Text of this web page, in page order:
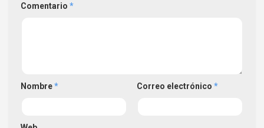
Comentario *
Nombre* Correo electrónico *